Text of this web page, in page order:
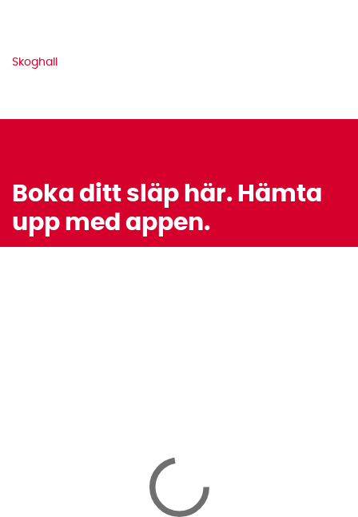
Skoghall
Boka ditt släp här. Hämta
upp med appen.